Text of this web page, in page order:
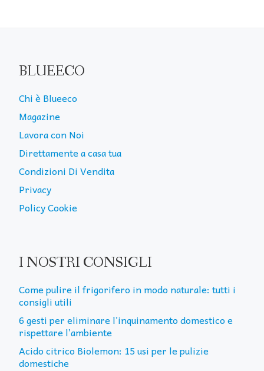
BLUEECO
Chi è Blueeco
Magazine
Lavora con Noi
Direttamente a casa tua
Condizioni Di Vendita
Privacy
Policy Cookie
I NOSTRI CONSIGLI
Come pulire il frigorifero in modo naturale: tutti i
consigli utili
6 gesti per eliminare l’inquinamento domestico e
rispettare l’ambiente
Acido citrico Biolemon: 15 usi per le pulizie
domestiche